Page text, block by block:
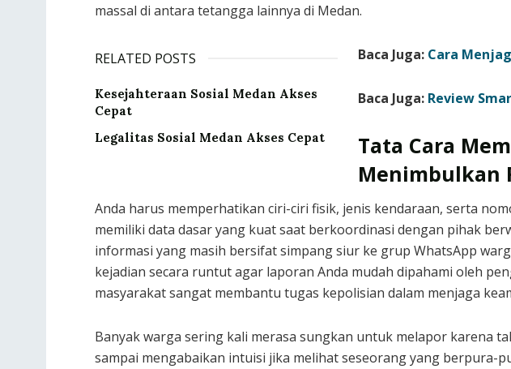
massal di antara tetangga lainnya di Medan.
RELATED POSTS
Kesejahteraan Sosial Medan Akses
Cepat
Legalitas Sosial Medan Akses Cepat
Baca Juga: Cara
Baca Juga: Review
Tata Cara
Menimbulkan
Anda harus memperhatikan ciri-ciri fisik, jenis kendaraan, serta
memiliki data dasar yang kuat saat berkoordinasi dengan pihak
informasi yang masih bersifat simpang siur ke grup WhatsApp
kejadian secara runtut agar laporan Anda mudah dipahami oleh
masyarakat sangat membantu tugas kepolisian dalam menjaga
Banyak warga sering kali merasa sungkan untuk melapor karena
sampai mengabaikan intuisi jika melihat seseorang yang berpura-